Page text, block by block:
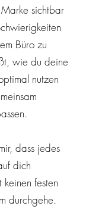
sichtbar
Büro zu
wie du deine
nutzen
dass jedes
dich
festen
durchgehe.